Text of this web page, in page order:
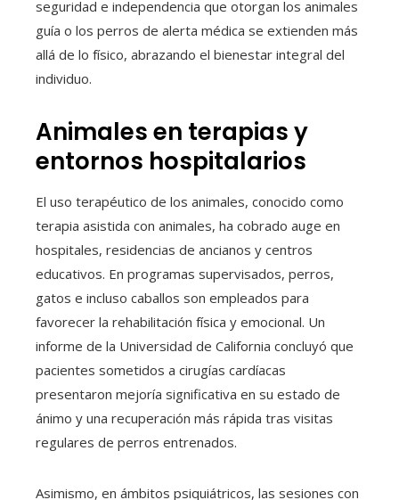
seguridad e independencia que otorgan los animales
guía o los perros de alerta médica se extienden más
allá de lo físico, abrazando el bienestar integral del
individuo.
Animales en terapias y
entornos hospitalarios
El uso terapéutico de los animales, conocido como
terapia asistida con animales, ha cobrado auge en
hospitales, residencias de ancianos y centros
educativos. En programas supervisados, perros,
gatos e incluso caballos son empleados para
favorecer la rehabilitación física y emocional. Un
informe de la Universidad de California concluyó que
pacientes sometidos a cirugías cardíacas
presentaron mejoría significativa en su estado de
ánimo y una recuperación más rápida tras visitas
regulares de perros entrenados.
Asimismo, en ámbitos psiquiátricos, las sesiones con